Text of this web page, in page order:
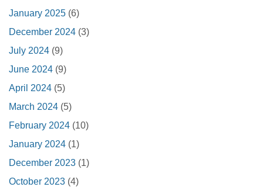
January 2025 (6)
December 2024 (3)
July 2024 (9)
June 2024 (9)
April 2024 (5)
March 2024 (5)
February 2024 (10)
January 2024 (1)
December 2023 (1)
October 2023 (4)